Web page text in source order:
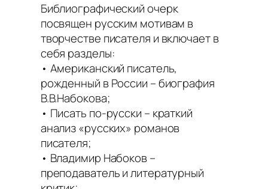
Библиографический очерк
посвящен русским мотивам в
творчестве писателя и включает в
себя разделы:
• Американский писатель,
рожденный в России – биография
В.В.Набокова;
• Писать по-русски – краткий
анализ «русских» романов
писателя;
• Владимир Набоков –
преподаватель и литературный